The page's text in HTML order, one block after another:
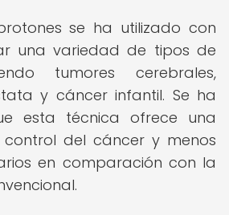
se ha utilizado con
una variedad de tipos de
tumores cerebrales,
y cáncer infantil. Se ha
esta técnica ofrece una
del cáncer y menos
en comparación con la